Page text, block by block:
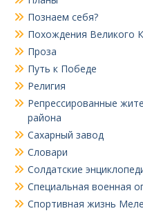
Познаем себя?
Похождения Великого
Проза
Путь к Победе
Религия
Репрессированные
района
Сахарный завод
Словари
Солдатские
Специальная военная
Спортивная жизнь